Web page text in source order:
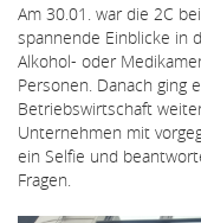
Am 30.01. war die 2C
spannende Einblicke in
Alkohol- oder
Personen. Danach ging
Betriebswirtschaft
Unternehmen mit
ein Selfie und
Fragen.